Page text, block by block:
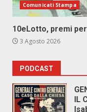
Comunicati Stampa
10eLotto, premi
3 Agosto 2026
PODCAST
IL